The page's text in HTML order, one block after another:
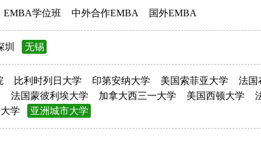
EMBA学位班 中外合作EMBA 国外EMBA
圳 无锡
比利时列日大学 印第安纳大学 美国索菲亚大学 法国
法国蒙彼利埃大学 加拿大西三一大学 美国西顿大学
学 亚洲城市大学